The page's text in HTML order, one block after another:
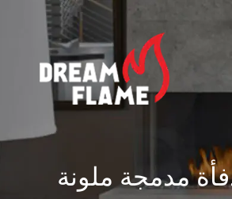
مدمجة ملونة